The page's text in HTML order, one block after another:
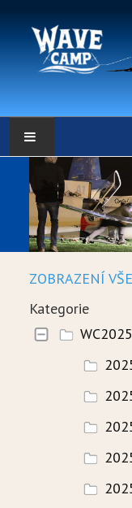
HLAVNÍ STRÁNKA
POČASÍ
POČASÍ - DATA
WEBKAMERY
LOW RES METEO
SELF BRIEFING
WAVECAMP 2024
ZOBRAZENÍ
Kategorie
WC2025